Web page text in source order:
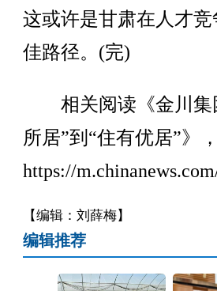
这或许是甘肃在人才
佳路径。(完)
相关阅读《金川集
所居”到“住有优居”》
https://
【编辑：刘薛梅】
编辑推荐